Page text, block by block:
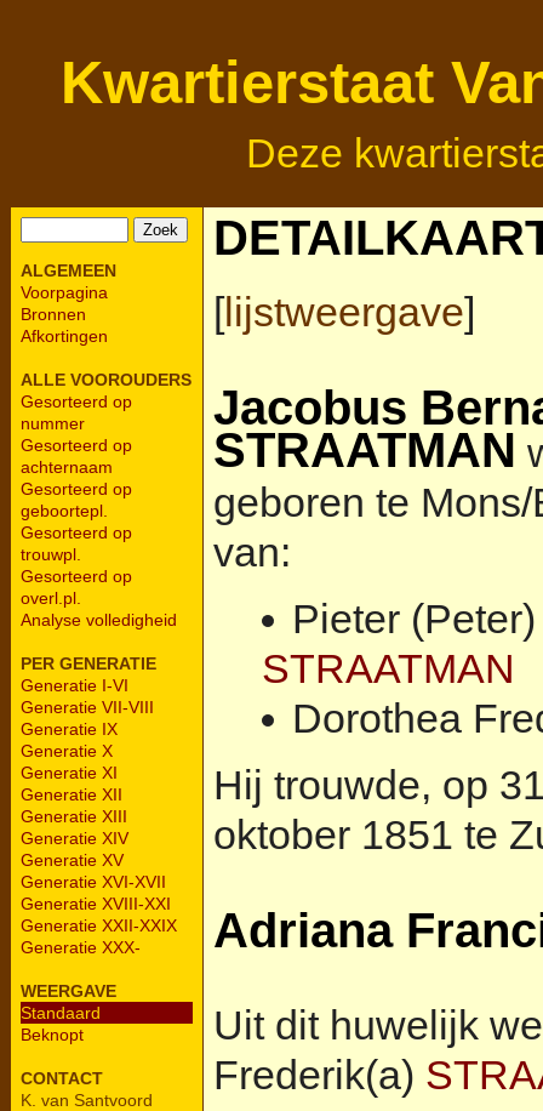
Kwartierstaat
Deze
ALGEMEEN
Voorpagina
Bronnen
Afkortingen
ALLE VOOROUDERS
Gesorteerd op
nummer
Gesorteerd op
achternaam
Gesorteerd op
geboortepl.
Gesorteerd op
trouwpl.
Gesorteerd op
overl.pl.
Analyse volledigheid
PER GENERATIE
Generatie I-VI
Generatie VII-VIII
Generatie IX
Generatie X
Generatie XI
Generatie XII
Generatie XIII
Generatie XIV
Generatie XV
Generatie XVI-XVII
Generatie XVIII-XXI
Generatie XXII-XXIX
Generatie XXX-
WEERGAVE
Standaard
Beknopt
CONTACT
K. van Santvoord
[lijstweergave]
Jacobus
STRAATMAN
geboren te
van:
Pieter
STRAATMAN
Dorothea
Hij trouwde, op
oktober 1851 te
Adriana
Uit dit huwelijk
Frederik(a)